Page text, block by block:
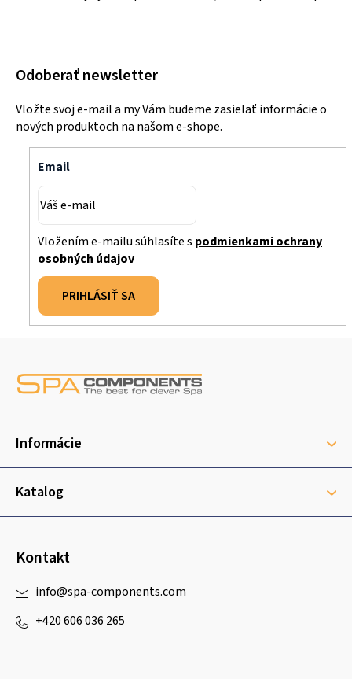
Odoberať newsletter
Vložte svoj e-mail a my Vám budeme zasielať informácie o
nových produktoch na našom e-shope.
Email
Vložením e-mailu súhlasíte s podmienkami ochrany
osobných údajov
PRIHLÁSIŤ SA
ä
i
Informácie
Katalog
Kontakt
info@spa-components.com
+420 606 036 265